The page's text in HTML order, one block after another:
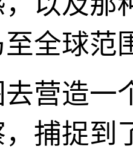
全球范
营造一
捕捉到